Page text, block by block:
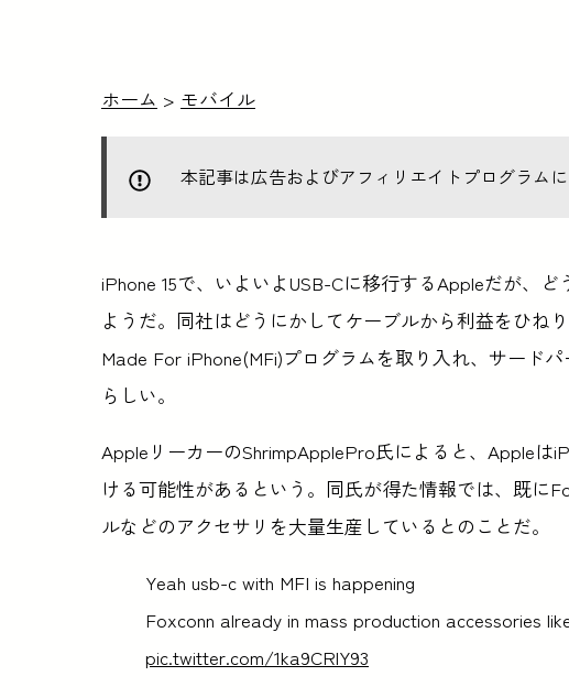
ホーム > モバイル
本記事は広告およびアフィリエイトプログラム
iPhone 15で、いよいよUSB-Cに移行するAppleだが、
ようだ。同社はどうにかしてケーブルから利益をひね
Made For iPhone(MFi)プログラムを取り入れ、サード
らしい。
AppleリーカーのShrimpApplePro氏によると、Appleは
ける可能性があるという。同氏が得た情報では、既に
ルなどのアクセサリを大量生産しているとのことだ。
Yeah usb-c with MFI is happening
Foxconn already in mass production accessories
pic.twitter.com/1ka9CRlY93